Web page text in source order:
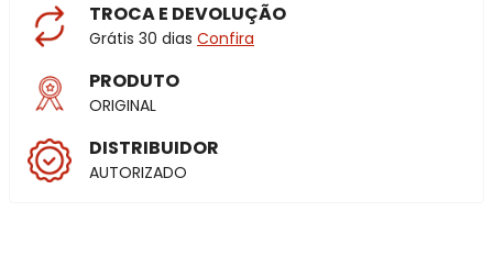
TROCA E DEVOLUÇÃO
Grátis 30 dias Confira
PRODUTO
ORIGINAL
DISTRIBUIDOR
AUTORIZADO